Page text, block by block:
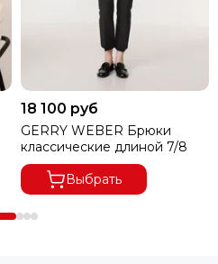
ПОЛУЧАТЕЛЬ ОПЛАЧИВАЕТ
18 100 руб
GERRY WEBER Брюки
классические длиной 7/8
Выбрать